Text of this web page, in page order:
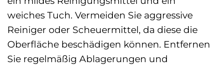
weiches Tuch. Vermeiden Sie aggressive
Reiniger oder Scheuermittel, da diese die
Oberfläche beschädigen können. Entfernen
Sie regelmäßig Ablagerungen und